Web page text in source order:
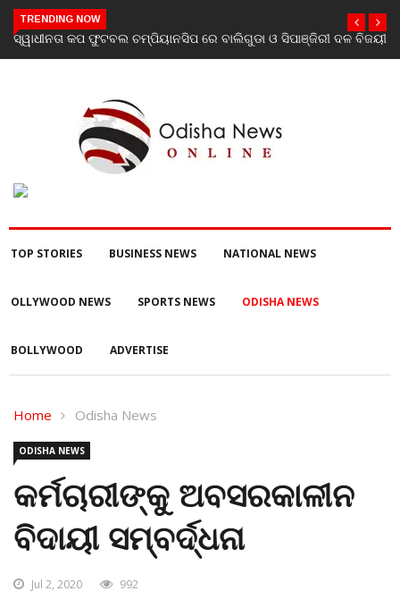
TRENDING NOW
ଦଳ ବିଜୟୀଯାଜପୁର ଗସ୍ତରେ ସ୍ୱାସ୍ଥ୍ୟ ମନ୍ତ୍ରୀ ଡ. ମୁକେଶ ମହାଲିଙ୍ଗ: ବନ୍ୟା
ପରବର୍ତ୍ତୀ ସ୍ୱାସ୍ଥ୍ୟସେବା ଓ ଜନସ୍ୱାସ୍ଥ୍ୟ ପରିଚାଳନାର କଲେ
TOP STORIES BUSINESS NEWS NATIONAL NEWS
OLLYWOOD NEWS SPORTS NEWS ODISHA NEWS
BOLLYWOOD ADVERTISE
Home Odisha News
ODISHA NEWS
କର୍ମଚାରୀଙ୍କୁ ଅବସରକାଳୀନ
ବିଦାୟୀ ସମ୍ବର୍ଦ୍ଧନା
Jul 2, 2020 992